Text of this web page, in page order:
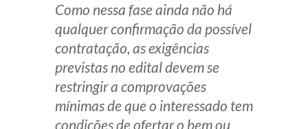
Como nessa fase ainda não há
qualquer confirmação da possível
contratação, as exigências
previstas no edital devem se
restringir a comprovações
mínimas de que o interessado tem
condições de ofertar o bem ou